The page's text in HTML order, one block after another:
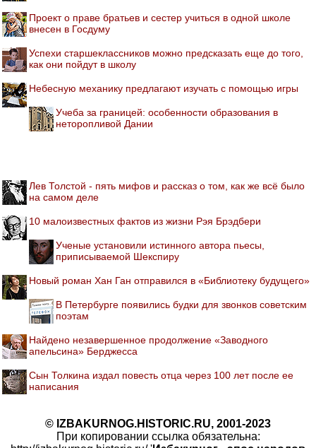
Проект о праве братьев и сестер учиться в одной школе
внесен в Госдуму
Успехи старшеклассников можно предсказать еще до того,
как они пойдут в школу
Небесную механику предлагают изучать с помощью игры
Учеба за границей: особенности образования в
неторопливой Дании
Лев Толстой - пять мифов и рассказ о том, как же всё было
на самом деле
10 малоизвестных фактов из жизни Рэя Брэдбери
Ученые установили истинного автора пьесы,
приписываемой Шекспиру
Новый роман Хан Ган отправился в «Библиотеку будущего»
В Петербурге появились будки для звонков советским
поэтам
Найдено незавершенное продолжение «Заводного
апельсина» Берджесса
Сын Толкина издал повесть отца через 100 лет после ее
написания
© IZBAKURNOG.HISTORIC.RU, 2001-2023
При копировании ссылка обязательна: